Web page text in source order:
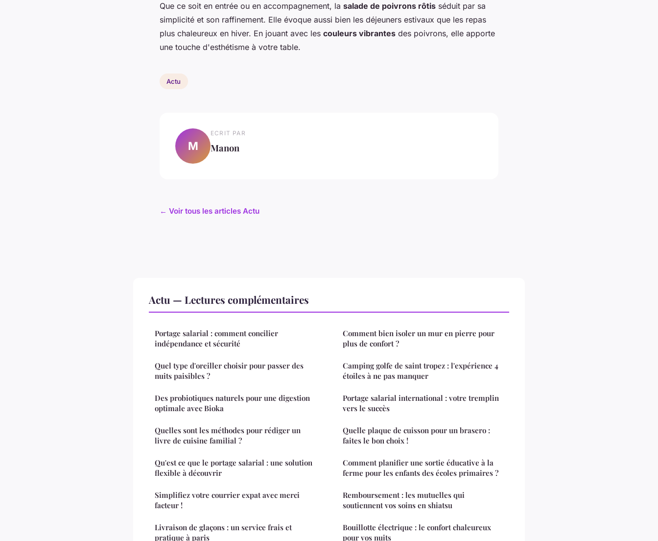
Que ce soit en entrée ou en accompagnement, la salade de poivrons rôtis séduit par sa
simplicité et son raffinement. Elle évoque aussi bien les déjeuners estivaux que les repas
plus chaleureux en hiver. En jouant avec les couleurs vibrantes des poivrons, elle apporte
une touche d'esthétisme à votre table.
Actu
M
ECRIT PAR
Manon
← Voir tous les articles Actu
Actu — Lectures complémentaires
Portage salarial : comment concilier
indépendance et sécurité
Quel type d'oreiller choisir pour passer des
nuits paisibles ?
Des probiotiques naturels pour une digestion
optimale avec Bioka
Quelles sont les méthodes pour rédiger un
livre de cuisine familial ?
Qu'est ce que le portage salarial : une solution
flexible à découvrir
Simplifiez votre courrier expat avec merci
facteur !
Livraison de glaçons : un service frais et
pratique à paris
Comment bien isoler un mur en pierre pour
plus de confort ?
Camping golfe de saint tropez : l'expérience 4
étoiles à ne pas manquer
Portage salarial international : votre tremplin
vers le succès
Quelle plaque de cuisson pour un brasero :
faites le bon choix !
Comment planifier une sortie éducative à la
ferme pour les enfants des écoles primaires ?
Remboursement : les mutuelles qui
soutiennent vos soins en shiatsu
Bouillotte électrique : le confort chaleureux
pour vos nuits